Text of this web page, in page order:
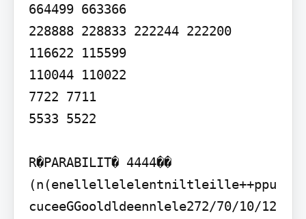
664499 663366
228888 228833 222244 222200
116622 115599
110044 110022
7722 7711
5533 5522
R�PARABILIT� 4444��
(n(enellellelelentniltleille++ppu
cuceeGGooldldeennlele272/70/10/12